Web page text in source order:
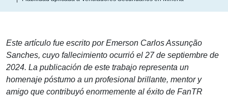
Este artículo fue escrito por Emerson Carlos Assunção
Sanches, cuyo fallecimiento ocurrió el 27 de septiembre de
2024. La publicación de este trabajo representa un
homenaje póstumo a un profesional brillante, mentor y
amigo que contribuyó enormemente al éxito de FanTR